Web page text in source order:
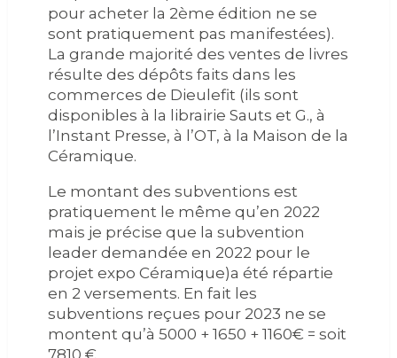
pour acheter la 2ème édition ne se
sont pratiquement pas manifestées).
La grande majorité des ventes de livres
résulte des dépôts faits dans les
commerces de Dieulefit (ils sont
disponibles à la librairie Sauts et G., à
l’Instant Presse, à l’OT, à la Maison de la
Céramique.
Le montant des subventions est
pratiquement le même qu’en 2022
mais je précise que la subvention
leader demandée en 2022 pour le
projet expo Céramique)a été répartie
en 2 versements. En fait les
subventions reçues pour 2023 ne se
montent qu’à 5000 + 1650 + 1160€ = soit
7810 €